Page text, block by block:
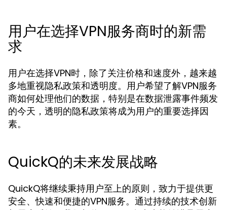
用户在选择VPN服务商时的新需
求
用户在选择VPN时，除了关注价格和速度外，越来越
多地重视隐私政策和透明度。用户希望了解VPN服务
商如何处理他们的数据，特别是在数据泄露事件频发
的今天，透明的隐私政策将成为用户的重要选择因
素。
QuickQ的未来发展战略
QuickQ将继续秉持用户至上的原则，致力于提供更
安全、快速和便捷的VPN服务。通过持续的技术创新